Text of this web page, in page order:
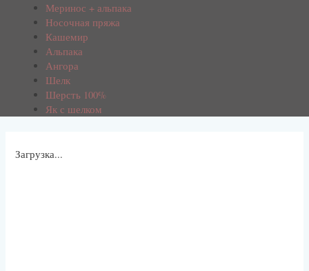
Меринос + альпака
Носочная пряжа
Кашемир
Альпака
Ангора
Шелк
Шерсть 100%
Як с шелком
Загрузка...